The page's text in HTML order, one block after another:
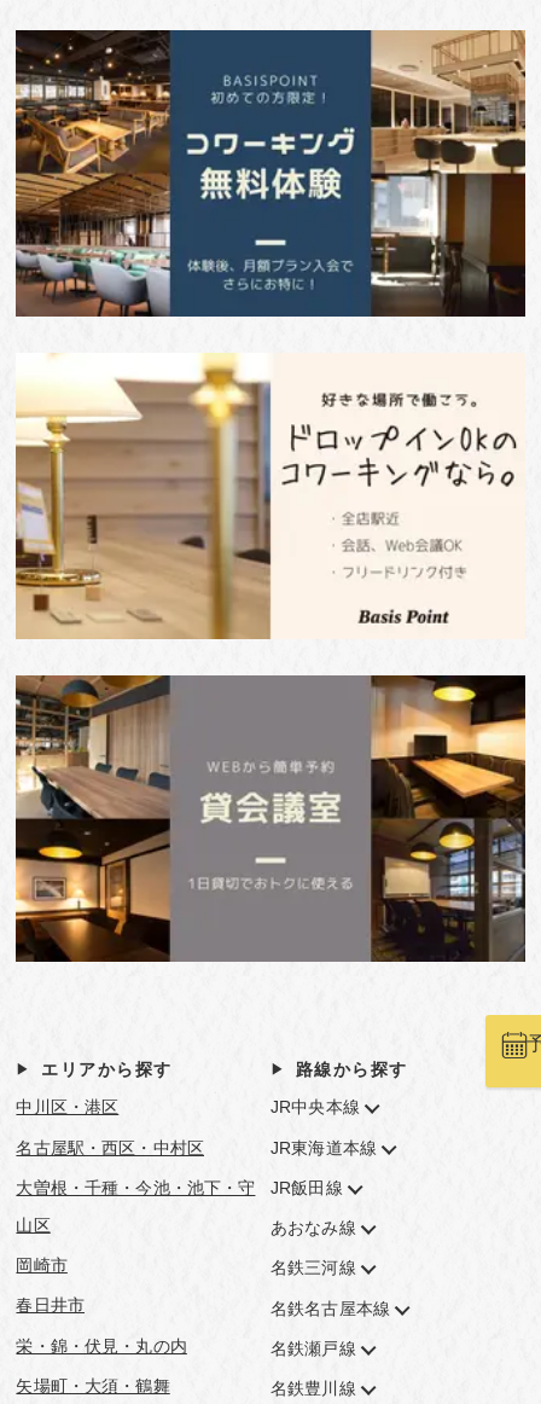
エリアから探す
中川区・港区
名古屋駅・西区・中村区
大曽根・千種・今池・池下・守
山区
岡崎市
春日井市
栄・錦・伏見・丸の内
矢場町・大須・鶴舞
路線から探す
JR中央本線
JR東海道本線
JR飯田線
あおなみ線
名鉄三河線
名鉄名古屋本線
名鉄瀬戸線
名鉄豊川線